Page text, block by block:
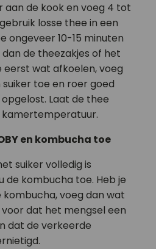
aan de kook en voeg 4 tot
losse thee in een
ongeveer 10-15 minuten
de theezakjes of het
wat afkoelen, voeg
toe en roer goed
Laat de thee
en kombucha toe
suiker volledig is
de kombucha toe. Heb je
voeg dan wat
dat het mengsel een
dat de verkeerde